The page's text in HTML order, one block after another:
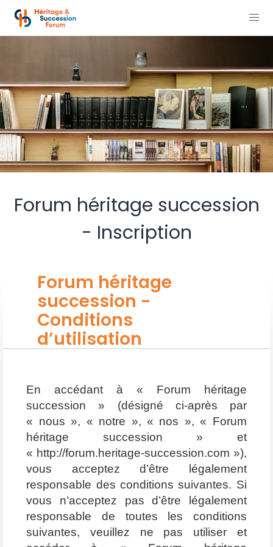
Forum héritage succession
- Inscription
Forum héritage
succession -
Conditions
d’utilisation
En accédant à « Forum héritage
succession » (désigné ci-après par
« nous », « notre », « nos », « Forum
héritage succession » et
« http://forum.heritage-succession.com »),
vous acceptez d’être légalement
responsable des conditions suivantes. Si
vous n’acceptez pas d’être légalement
responsable de toutes les conditions
suivantes, veuillez ne pas utiliser et